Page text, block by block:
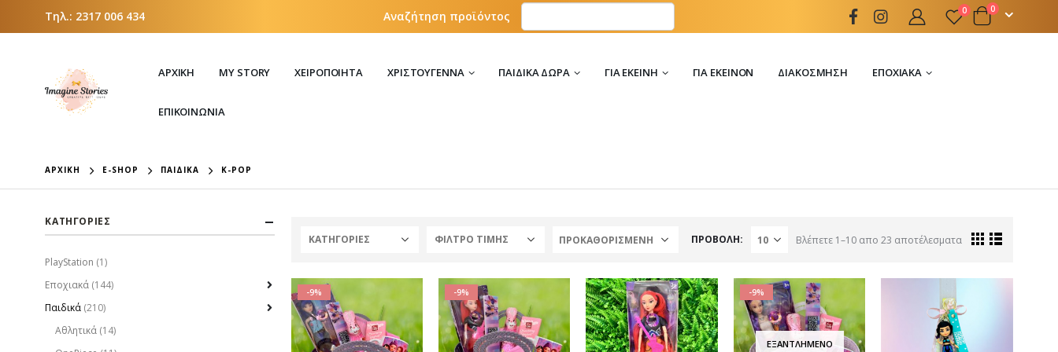
Τηλ.: 2317 006 434 Αναζήτηση προϊόντος 0 0
ΑΡΧΙΚΗ MY STORY ΧΕΙΡΟΠΟΊΗΤΑ ΧΡΙΣΤΟΎΓΕΝΝΑ ΠΑΙΔΙΚΆ ΔΏΡΑ ΓΙΑ ΕΚΕΊΝΗ ΓΙΑ ΕΚΕΊΝΟΝ ΔΙΑΚΌΣΜΗΣΗ ΕΠΟΧΙΑΚΆ
ΕΠΙΚΟΙΝΩΝΙΑ
ΑΡΧΙΚΉ E-SHOP ΠΑΙΔΙΚΆ K-POP
ΚΑΤΗΓΟΡΙΕΣ ΦΙΛΤΡΟ ΤΙΜΗΣ Βλέπετε 1–10 απο 23 αποτέλεσματα
ΠΡΟΒΟΛΉ:
-9% -9% -9%
ΕΞΑΝΤΛΗΜΈΝΟ
ΚΑΤΗΓΟΡΙΕΣ
PlayStation (1)
Εποχιακά (144)
Παιδικά (210)
Αθλητικά (14)